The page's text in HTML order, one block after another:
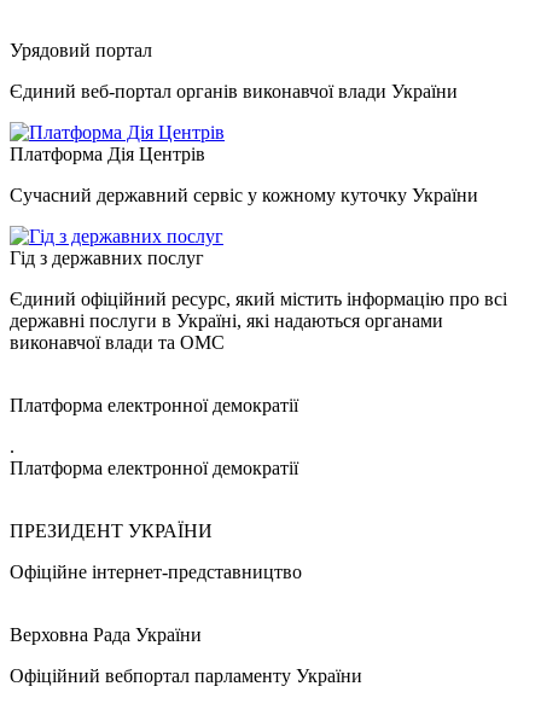
Урядовий портал
Єдиний веб-портал органів виконавчої влади України
Платформа Дія Центрів
Сучасний державний сервіс у кожному куточку України
Гід з державних послуг
Єдиний офіційний ресурс, який містить інформацію про всі
державні послуги в Україні, які надаються органами
виконавчої влади та ОМС
Платформа електронної демократії
.
Платформа електронної демократії
ПРЕЗИДЕНТ УКРАЇНИ
Офіційне інтернет-представництво
Верховна Рада України
Офіційний вебпортал парламенту України